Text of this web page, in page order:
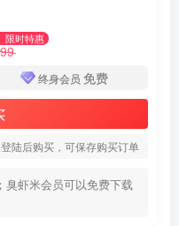
限时特惠
99
终身会员 免费
陆后购买，可保存购买订单
臭虾米会员可以免费下载